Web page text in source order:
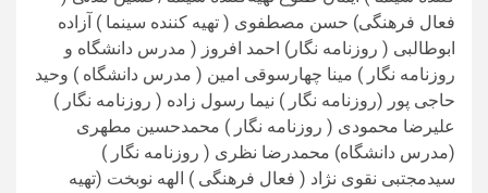
فعال فرهنگی) حسن مصطفوی ( تهیه کننده سینما ) آزاده
ابوطالبی ( روزنامه نگار) احمد افروز ( مدرس دانشگاه و
روزنامه نگار ) مینا چهارسوقی امین ( مدرس دانشگاه ) وحید
حاجی پور (روزنامه نگار ) نیما رسول زاده ( روزنامه نگار )
علیرضا محمودی ( روزنامه نگار ) محمدحسین مطهری
(مدرس دانشگاه) محمدرضا نظری ( روزنامه نگار )
سیدمجتبی نقوی نژاد ( فعال فرهنگی ) الهه نوبخت (تهیه